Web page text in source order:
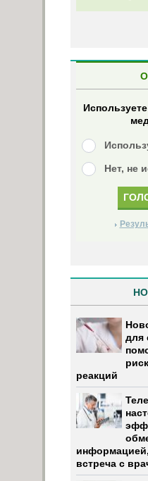
Нет, не
для
реакций
встреча с